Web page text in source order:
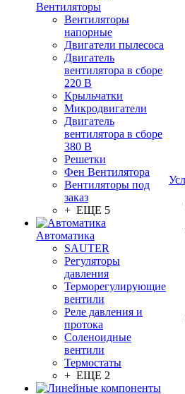
Вентиляторы
Вентиляторы
напорные
Двигатели пылесоса
Двигатель
вентилятора в сборе
220 В
Крыльчатки
Микродвигатели
Двигатель
вентилятора в сборе
380 В
Решетки
Фен Вентилятора
Вентиляторы под
заказ
+ ЕЩЕ 5
Автоматика
SAUTER
Регуляторы
давления
Терморегулирующие
вентили
Реле давления и
протока
Соленоидные
вентили
Термостаты
+ ЕЩЕ 2